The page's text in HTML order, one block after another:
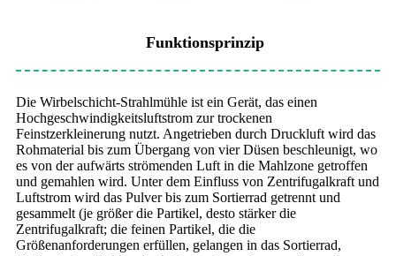
Funktionsprinzip
Die Wirbelschicht-Strahlmühle ist ein Gerät, das einen
Hochgeschwindigkeitsluftstrom zur trockenen
Feinstzerkleinerung nutzt. Angetrieben durch Druckluft wird das
Rohmaterial bis zum Übergang von vier Düsen beschleunigt, wo
es von der aufwärts strömenden Luft in die Mahlzone getroffen
und gemahlen wird. Unter dem Einfluss von Zentrifugalkraft und
Luftstrom wird das Pulver bis zum Sortierrad getrennt und
gesammelt (je größer die Partikel, desto stärker die
Zentrifugalkraft; die feinen Partikel, die die
Größenanforderungen erfüllen, gelangen in das Sortierrad,